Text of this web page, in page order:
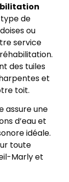
de
ou
service
des tuiles
et
toit.
assure une
d’eau et
idéale.
toute
Marly et